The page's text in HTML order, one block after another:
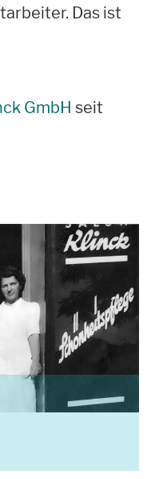
Das ist
GmbH seit